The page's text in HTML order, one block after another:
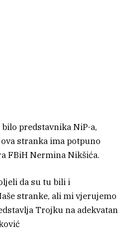
predstavnika NiP-a,
stranka ima potpuno
FBiH Nermina Nikšića.
da su tu bili i
stranke, ali mi vjerujemo
Trojku na adekvatan